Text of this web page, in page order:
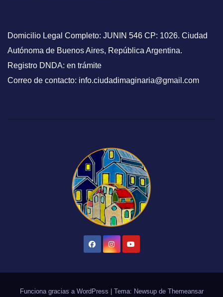
Domicilio Legal Completo: JUNIN 546 CP: 1026. Ciudad
Autónoma de Buenos Aires, República Argentina.
Registro DNDA: en trámite
Correo de contacto: info.ciudadimaginaria@gmail.com
Funciona gracias a WordPress Tema: Newsup de Themeansar